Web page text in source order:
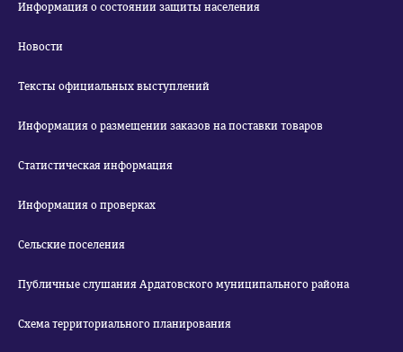
Информация о состоянии защиты населения
Новости
Тексты официальных выступлений
Информация о размещении заказов на поставки товаров
Статистическая информация
Информация о проверках
Сельские поселения
Публичные слушания Ардатовского муниципального района
Схема территориального планирования